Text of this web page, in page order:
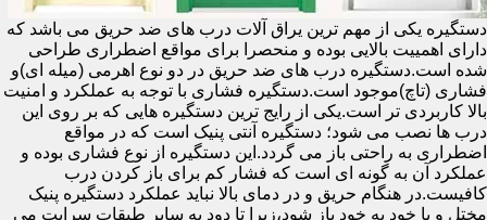
دستگیره یکی از مهم ترین یراق آلات درب های ضد حریق می باشد که
دارای اهمییت بالایی بوده و منحصرا برای مواقع اضطراری طراحی
شده است.دستگیره درب های ضد حریق در دو نوع اهرمی (میله ای)و
فشاری (تاچ)موجود است.دستگیره فشاری با توجه به عملکرد و امنیت
بالا کاربردی تر است.یکی از رایج ترین دستگیره هایی که بر روی این
درب ها نصب می شود؛ دستگیره آنتی پنیک است که در مواقع
اضطراری به راحتی باز می گردد.این دستگیره از نوع فشاری بوده و
عملکرد آن به گونه ای است که فشار کم برای باز کردن درب
کافیست.در هنگام حریق و در دمای بالا نباید عملکرد دستگیره پنیک
مختل و یا خود به خود باز شود،زیرا تا دود به سایر طبقات سرایت می